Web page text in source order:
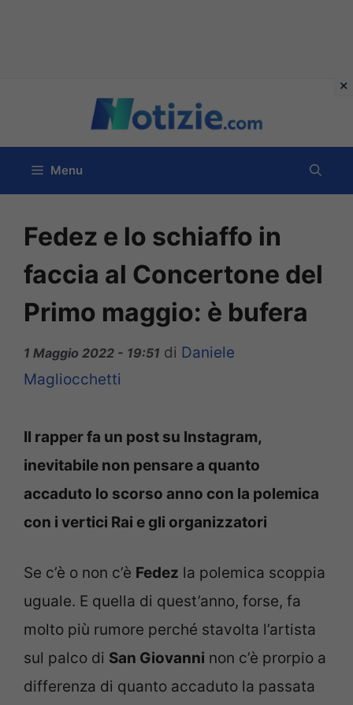
contenuto
Menu
Fedez e lo schiaffo in
faccia al Concertone del
Primo maggio: è bufera
1 Maggio 2022 - 19:51 di Daniele
Magliocchetti
Il rapper fa un post su Instagram,
inevitabile non pensare a quanto
accaduto lo scorso anno con la polemica
con i vertici Rai e gli organizzatori
Se c’è o non c’è Fedez la polemica scoppia
uguale. E quella di quest’anno, forse, fa
molto più rumore perché stavolta l’artista
sul palco di San Giovanni non c’è prorpio a
differenza di quanto accaduto la passata